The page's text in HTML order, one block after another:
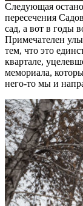
Следующая
пересечения
сад, а вот в годы
Примечателен
тем, что это
квартале,
мемориала,
него-то мы и